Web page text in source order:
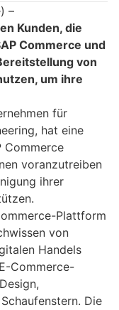
–
Kunden, die
Commerce und
von
um ihre
für
hat eine
Commerce
voranzutreiben
ihrer
Plattform
von
Handels
Commerce-
Die